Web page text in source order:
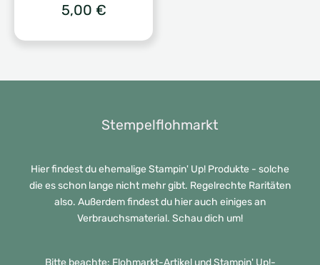
5,00 €
Stempelflohmarkt
Hier findest du ehemalige Stampin' Up! Produkte - solche
die es schon lange nicht mehr gibt. Regelrechte Raritäten
also. Außerdem findest du hier auch einiges an
Verbrauchsmaterial. Schau dich um!